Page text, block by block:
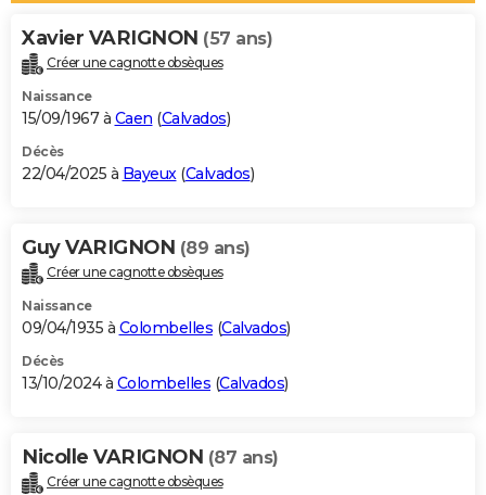
Alimentation
Guide de la santé
Maladies
Médicaments
Sommeil
VOYAGE
Destinations
City break
Voyage nature
Voyage de noces
Forum
Climat
+PHOTO
GUIDES D'ACHAT
BONS PLANS
Carte de Noël
Carte Bonne année
Carte Saint-Valentin
Carte Pâques
Carte d'anniversaire
DICTIONNAIRE
Dictionnaire
Biographies
Citations
Expressions
Proverbes
PROGRAMME TV
S'inscrire
Se connecter
Lycées
Collèges
Primaires
Universités
Entreprises
Service militaire
Avis de recherche
AVIS DE DÉCÈS
Bricolage
Lifestyle
Culture
Sport
Auto
Television
Voyage
Cinema
Xavier VARIGNON (57 ans)
Créer une cagnotte obsèques
Naissance
15/09/1967 à Caen (Calvados)
Décès
22/04/2025 à Bayeux(Calvados)
Guy VARIGNON (89 ans)
Créer une cagnotte obsèques
Naissance
09/04/1935 à Colombelles (Calvados)
Décès
13/10/2024 à Colombelles (Calvados)
Nicolle VARIGNON (87 ans)
Créer une cagnotte obsèques